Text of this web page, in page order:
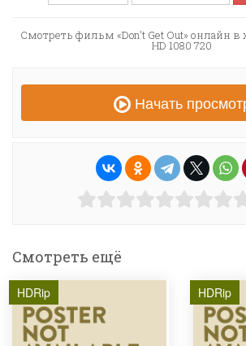
Смотреть фильм «Don't Get Out» онлайн
HD 1080 720
Начать
Смотреть ещё
HDRip HDRip